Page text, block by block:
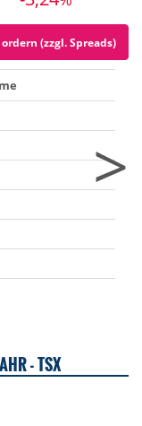
(zzgl. Spreads)
>
- TSX